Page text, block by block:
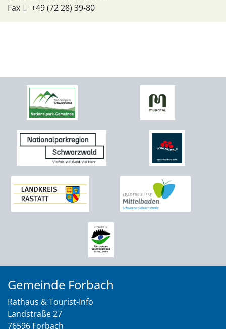
Fax
+49 (7228) 39-80
Gemeinde Forbach
Rathaus & Tourist-Info
Landstraße 27
76596 Forbach